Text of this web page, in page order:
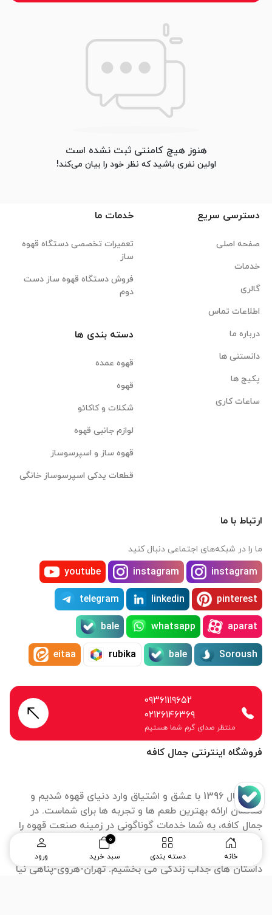
خانه دسته بندی سبد خرید
0
ورود
هنوز هیچ کامنتی ثبت نشده است
اولین نفری باشید که نظر خود را بیان می‌کند!
فروشگاه اینترنتی جمال کافه
ما از سال 1396 با عشق و اشتیاق وارد دنیای قهوه شدیم و
هدفمان ارائه بهترین طعم ها و تجربه ها برای شماست. در
جمال کافه، به شما خدمات گوناگونی در زمینه صنعت قهوه را
عرضه میداریم و رضایت شما قهوه دوستان از خدمات این
مجموعه اولویت ماست. هردانه قهوه داستانی دارد و ما به این
داستان های جذاب زندگی می بخشیم. تهران-هروی-پناهی نیا
دسترسی سریع
صفحه اصلی
خدمات
گالری
اطلاعات تماس
درباره ما
دانستنی ها
پکیج ها
ساعات کاری
خدمات ما
تعمیرات تخصصی دستگاه قهوه
ساز
فروش دستگاه قهوه ساز دست
دوم
دسته بندی ها
قهوه عمده
قهوه
شکلات و کاکائو
لوازم جانبی قهوه
قهوه ساز و اسپرسوساز
قطعات یدکی اسپرسوساز خانگی
ارتباط با ما
ما را در شبکه‌های اجتماعی دنبال کنید
instagram
instagram
youtube
pinterest
linkedin
telegram
aparat
whatsapp
bale
Soroush
bale
rubika
eitaa
۰۹۳۶۱۱۱۹۶۵۲
۰۲۱۲۶۱۴۶۳۶۹
منتظر صدای گرم شما هستیم